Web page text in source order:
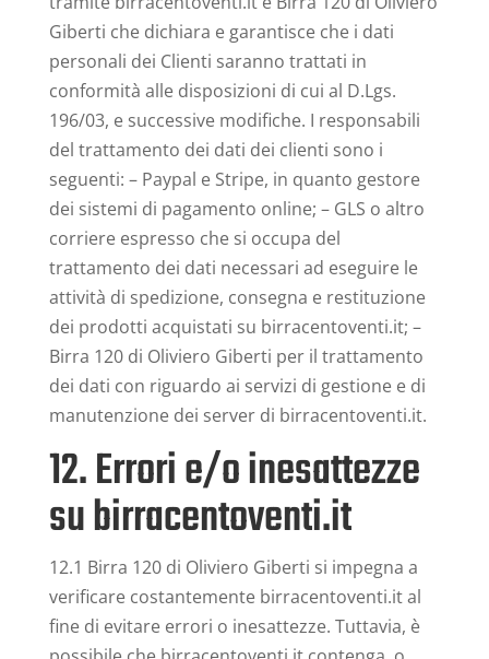
Giberti che dichiara e garantisce che i dati
personali dei Clienti saranno trattati in
conformità alle disposizioni di cui al D.Lgs.
196/03, e successive modifiche. I responsabili
del trattamento dei dati dei clienti sono i
seguenti: – Paypal e Stripe, in quanto gestore
dei sistemi di pagamento online; – GLS o altro
corriere espresso che si occupa del
trattamento dei dati necessari ad eseguire le
attività di spedizione, consegna e restituzione
dei prodotti acquistati su birracentoventi.it; –
Birra 120 di Oliviero Giberti per il trattamento
dei dati con riguardo ai servizi di gestione e di
manutenzione dei server di birracentoventi.it.
12. Errori e/o inesattezze
su birracentoventi.it
12.1 Birra 120 di Oliviero Giberti si impegna a
verificare costantemente birracentoventi.it al
fine di evitare errori o inesattezze. Tuttavia, è